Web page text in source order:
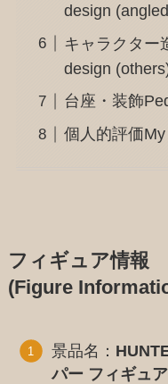
design
キャラクター
design
台座・装飾
個人的評価
フィギュア情報
(Figure
景品名：
パー フィギュ